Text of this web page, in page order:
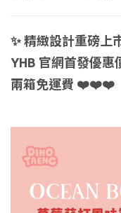
✨ 精緻設計重磅上
YHB 官網首發優惠
兩箱免運費 ❤️❤️❤️